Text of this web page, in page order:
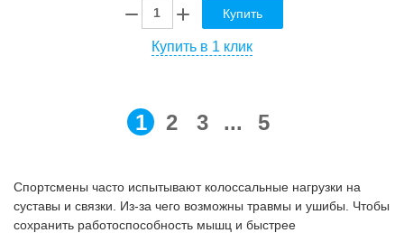
Купить
Купить в 1 клик
1 2 3 ... 5
Спортсмены часто испытывают колоссальные нагрузки на
суставы и связки. Из-за чего возможны травмы и ушибы. Чтобы
сохранить работоспособность мышц и быстрее